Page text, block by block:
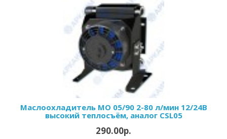
Маслоохладитель МО 05/90 2-80 л/мин 12/24В
высокий теплосъём, аналог CSL05
290.00р.